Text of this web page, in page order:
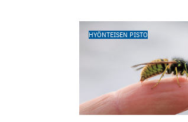
HYÖNTEISEN PISTO